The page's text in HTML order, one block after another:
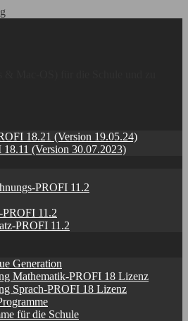
18.21 (Version 19.05.24)
18.11 (Version 30.07.2023)
PROFI 11.2
PROFI 11.2
PROFI 11.2
Generation
Mathematik-PROFI 18 Lizenz
Sprach-PROFI 18 Lizenz
für die Schule